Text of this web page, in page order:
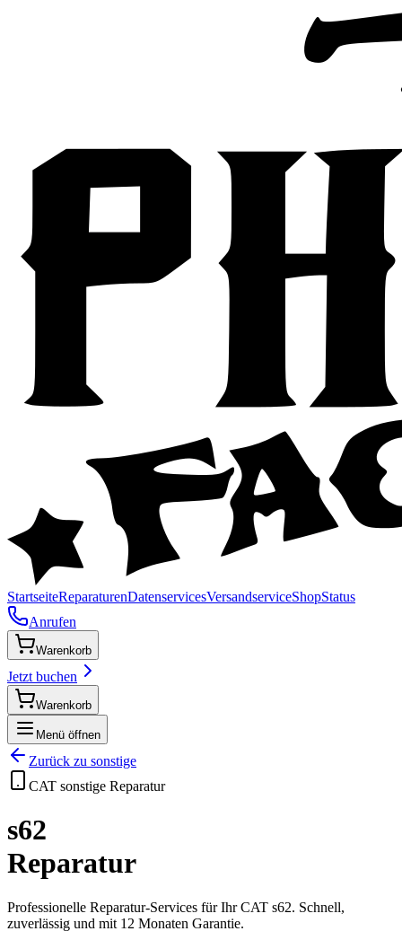
StartseiteReparaturenDatenservicesVersandserviceShopStatus
Anrufen
Warenkorb
Jetzt buchen
Warenkorb
Menü öffnen
Zurück zu sonstige
CAT sonstige Reparatur
s62
Reparatur
Professionelle Reparatur-Services für IhrCAT s62. Schnell,
zuverlässig und mit 12 Monaten Garantie.